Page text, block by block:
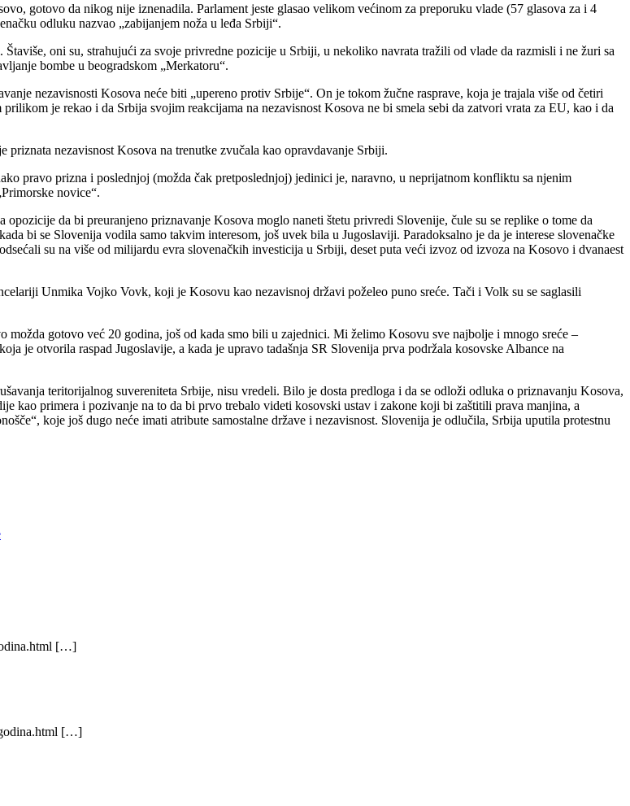
gotovo da nikog nije iznenadila. Parlament jeste glasao velikom većinom za preporuku vlade (57 glasova za i 4
odluku nazvao „zabijanjem noža u leđa Srbiji“.
oni su, strahujući za svoje privredne pozicije u Srbiji, u nekoliko navrata tražili od vlade da razmisli i ne žuri sa
bombe u beogradskom „Merkatoru“.
nezavisnosti Kosova neće biti „upereno protiv Srbije“. On je tokom žučne rasprave, koja je trajala više od četiri
je rekao i da Srbija svojim reakcijama na nezavisnost Kosova ne bi smela sebi da zatvori vrata za EU, kao i da
nezavisnost Kosova na trenutke zvučala kao opravdavanje Srbiji.
pravo prizna i poslednjoj (možda čak pretposlednjoj) jedinici je, naravno, u neprijatnom konfliktu sa njenim
novice“.
da bi preuranjeno priznavanje Kosova moglo naneti štetu privredi Slovenije, čule su se replike o tome da
bi se Slovenija vodila samo takvim interesom, još uvek bila u Jugoslaviji. Paradoksalno je da je interese slovenačke
su na više od milijardu evra slovenačkih investicija u Srbiji, deset puta veći izvoz od izvoza na Kosovo i dvanaest
Unmika Vojko Vovk, koji je Kosovu kao nezavisnoj državi poželeo puno sreće. Tači i Volk su se saglasili
gotovo već 20 godina, još od kada smo bili u zajednici. Mi želimo Kosovu sve najbolje i mnogo sreće –
je otvorila raspad Jugoslavije, a kada je upravo tadašnja SR Slovenija prva podržala kosovske Albance na
teritorijalnog suvereniteta Srbije, nisu vredeli. Bilo je dosta predloga i da se odloži odluka o priznavanju Kosova,
kao primera i pozivanje na to da bi prvo trebalo videti kosovski ustav i zakone koji bi zaštitili prava manjina, a
koje još dugo neće imati atribute samostalne države i nezavisnost. Slovenija je odlučila, Srbija uputila protestnu
[…]
[…]